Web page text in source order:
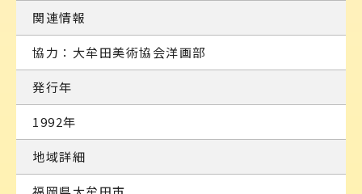
関連情報
協力：大牟田美術協会洋画部
発行年
1992年
地域詳細